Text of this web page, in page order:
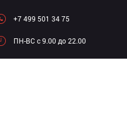
+7 499 501 34 75
ПН-ВC c 9.00 до 22.00